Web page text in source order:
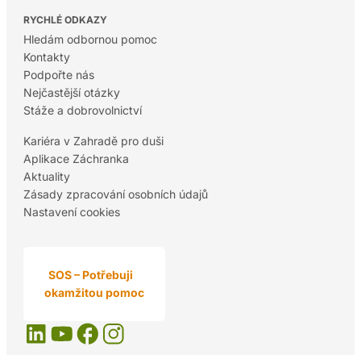
RYCHLÉ ODKAZY
Hledám odbornou pomoc
Kontakty
Podpořte nás
Nejčastější otázky
Stáže a dobrovolnictví
Kariéra v Zahradě pro duši
Aplikace Záchranka
Aktuality
Zásady zpracování osobních údajů
Nastavení cookies
SOS – Potřebuji
okamžitou pomoc